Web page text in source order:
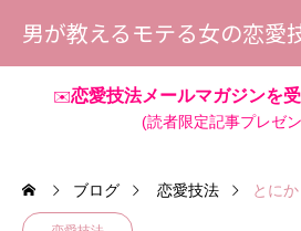
男が教えるモテる女の恋愛
✉️恋愛技法メールマガジンを
(読者限定記事プレゼ
ブログ 恋愛技法 とに